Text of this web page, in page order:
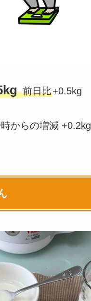
前日比+0.5kg
からの増減 +0.2kg